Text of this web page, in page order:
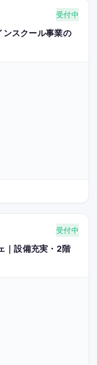
受付中
ンスクール事業の
受付中
｜設備充実・2階